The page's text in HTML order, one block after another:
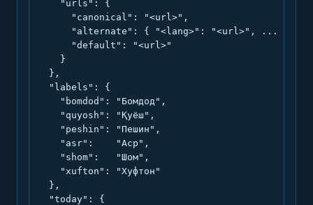
    "urls": {
      "canonical": "<url>",
      "alternate": { "<lang>": "<url>", ... },
      "default": "<url>"
    }
  },
  "labels": {
    "bomdod": "Бомдод",
    "quyosh": "Қуёш",
    "peshin": "Пешин",
    "asr":    "Аср",
    "shom":   "Шом",
    "xufton": "Хуфтон"
  },
  "today": {